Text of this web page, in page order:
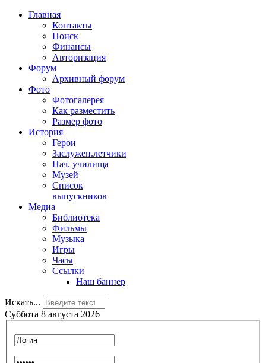
Главная
Контакты
Поиск
Финансы
Авторизация
Форум
Архивный форум
Фото
Фотогалерея
Как разместить
Размер фото
История
Герои
Заслужен.летчики
Нач. училища
Музей
Список
выпускников
Медиа
Библиотека
Фильмы
Музыка
Игры
Часы
Ссылки
Наш баннер
Искать...
Суббота 8 августа 2026